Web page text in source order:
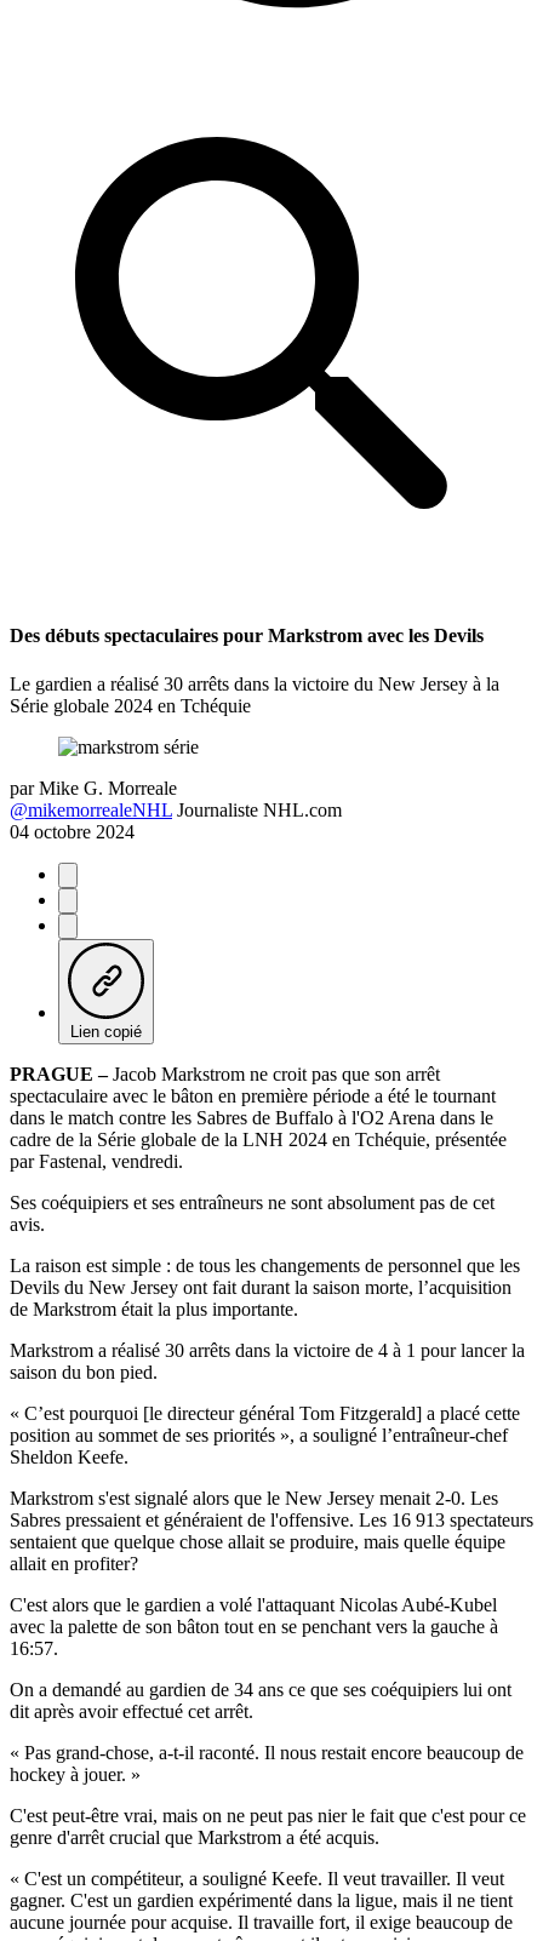
Des débuts spectaculaires pour Markstrom avec les Devils
Le gardien a réalisé 30 arrêts dans la victoire du New Jersey à la
Série globale 2024 en Tchéquie
par Mike G. Morreale
@mikemorrealeNHL Journaliste NHL.com
04 octobre 2024
Lien copié
PRAGUE –Jacob Markstrom ne croit pas que son arrêt
spectaculaire avec le bâton en première période a été le tournant
dans le match contre les Sabres de Buffalo à l'O2 Arena dans le
cadre de la Série globale de la LNH 2024 en Tchéquie, présentée
par Fastenal, vendredi.
Ses coéquipiers et ses entraîneurs ne sont absolument pas de cet
avis.
La raison est simple : de tous les changements de personnel que les
Devils du New Jersey ont fait durant la saison morte, l’acquisition
de Markstrom était la plus importante.
Markstrom a réalisé 30 arrêts dans la victoire de 4 à 1 pour lancer la
saison du bon pied.
« C’est pourquoi [le directeur général Tom Fitzgerald] a placé cette
position au sommet de ses priorités », a souligné l’entraîneur-chef
Sheldon Keefe.
Markstrom s'est signalé alors que le New Jersey menait 2-0. Les
Sabres pressaient et généraient de l'offensive. Les 16 913 spectateurs
sentaient que quelque chose allait se produire, mais quelle équipe
allait en profiter?
C'est alors que le gardien a volé l'attaquant Nicolas Aubé-Kubel
avec la palette de son bâton tout en se penchant vers la gauche à
16:57.
On a demandé au gardien de 34 ans ce que ses coéquipiers lui ont
dit après avoir effectué cet arrêt.
« Pas grand-chose, a-t-il raconté. Il nous restait encore beaucoup de
hockey à jouer. »
C'est peut-être vrai, mais on ne peut pas nier le fait que c'est pour ce
genre d'arrêt crucial que Markstrom a été acquis.
« C'est un compétiteur, a souligné Keefe. Il veut travailler. Il veut
gagner. C'est un gardien expérimenté dans la ligue, mais il ne tient
aucune journée pour acquise. Il travaille fort, il exige beaucoup de